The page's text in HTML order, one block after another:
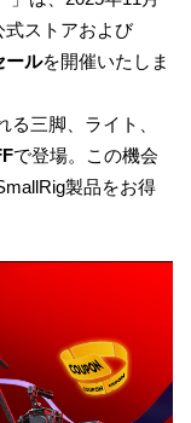
式ストアおよび
ールを開催いたしま
三脚、ライト、
で登場。この機会
製品をお得